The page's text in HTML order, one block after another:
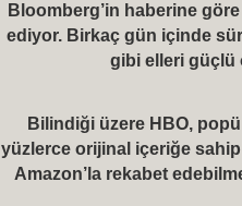
Bloomberg’in haberine
ediyor. Birkaç gün içinde
gibi elleri güçlü
Bilindiği üzere HBO,
yüzlerce orijinal içeriğe sahip
Amazon’la rekabet